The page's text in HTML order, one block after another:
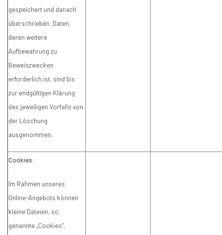
gespeichert und danach
überschrieben. Daten,
deren weitere
Aufbewahrung zu
Beweiszwecken
erforderlich ist, sind bis
zur endgültigen Klärung
des jeweiligen Vorfalls von
der Löschung
ausgenommen.
Cookies:
Im Rahmen unseres
Online-Angebots können
kleine Dateien, so
genannte „Cookies“,